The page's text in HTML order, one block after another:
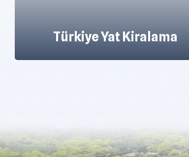
Gulet Yat Kiralama Hizmeti